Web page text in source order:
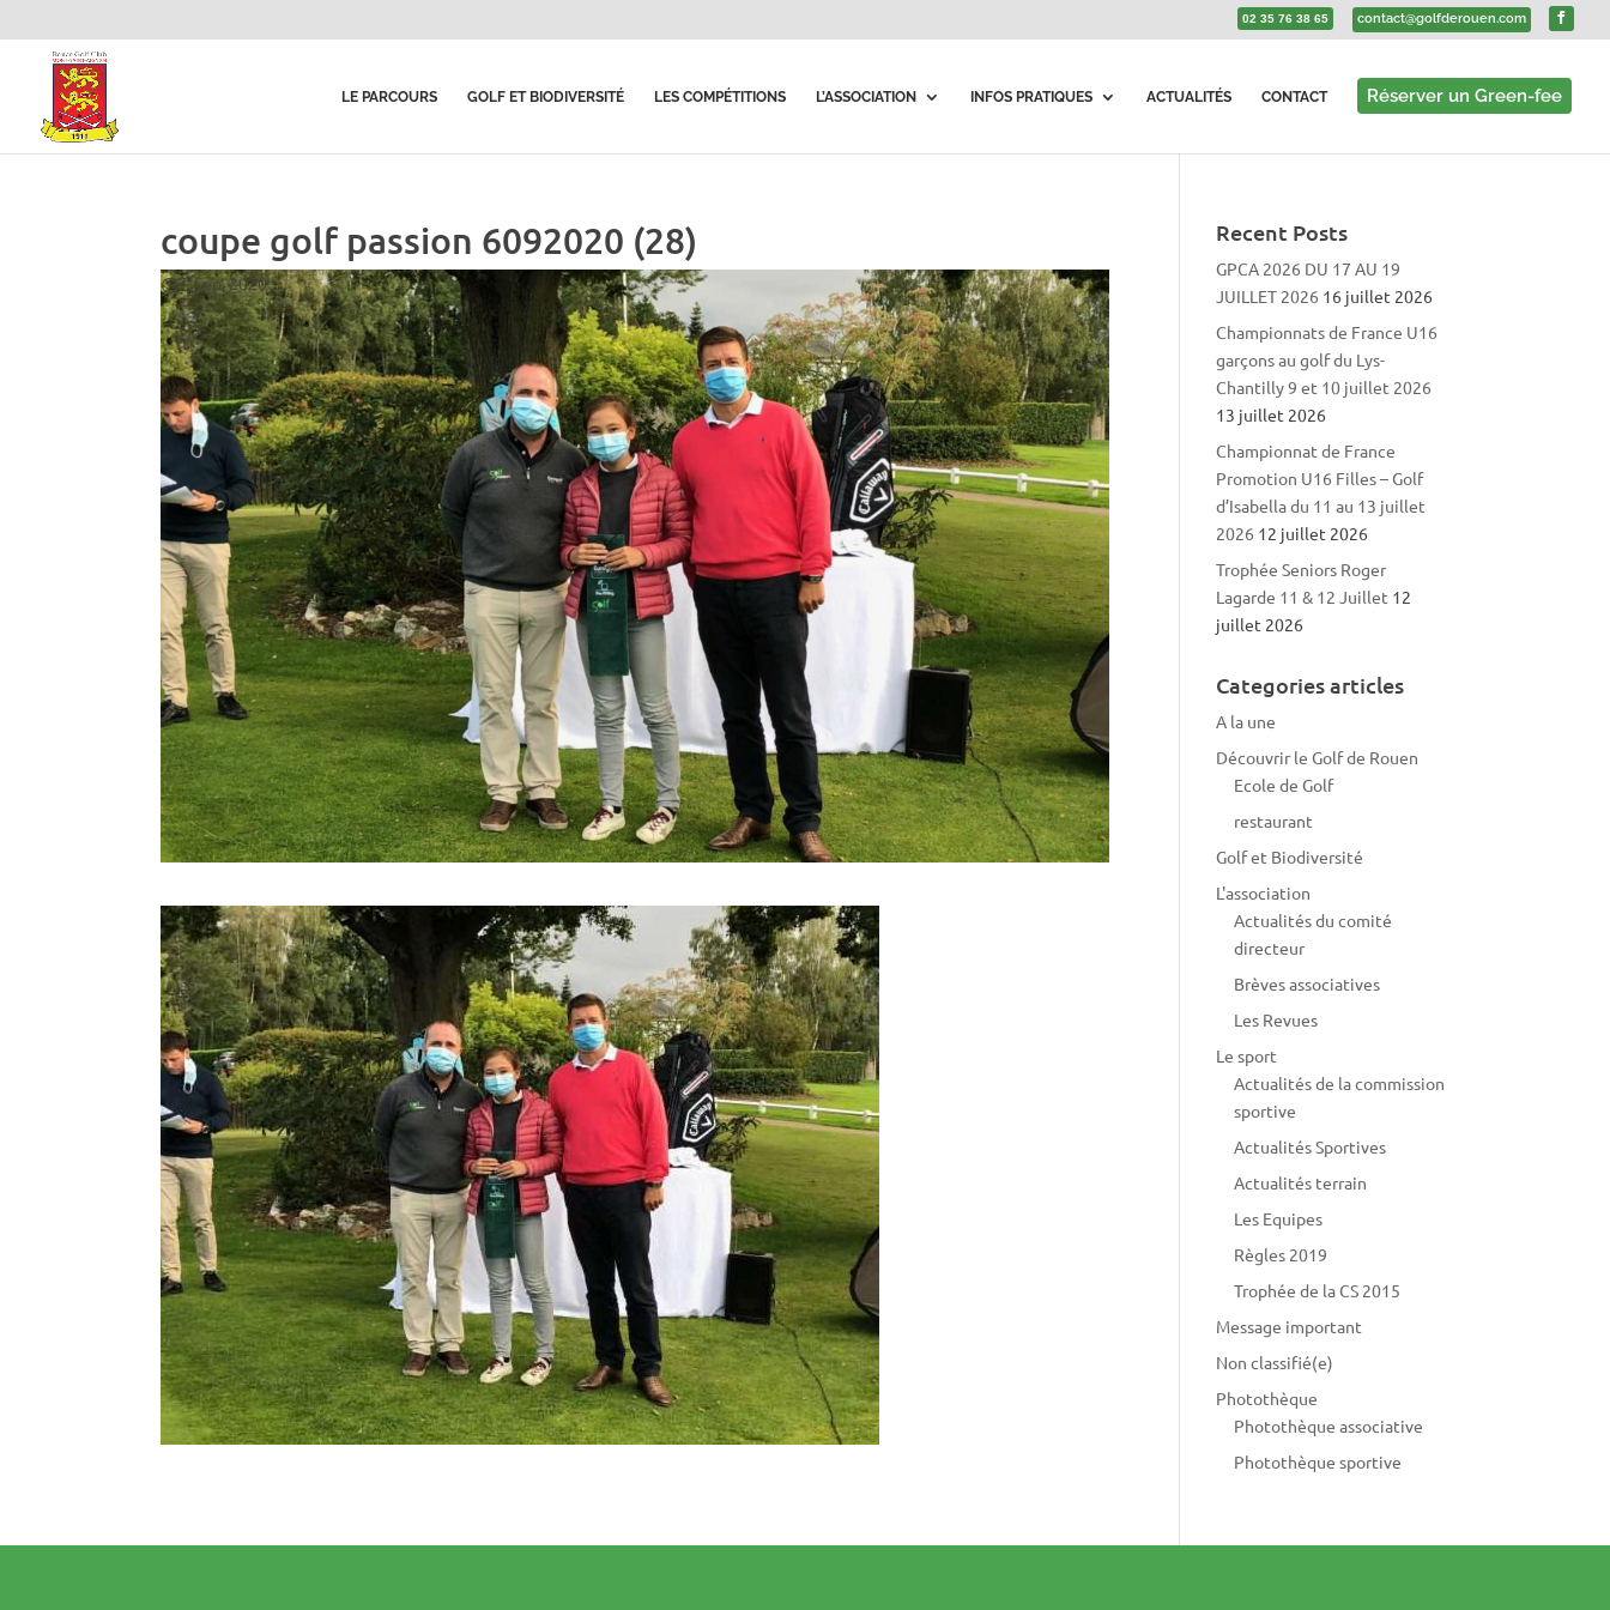
02 35 76 38 65 contact@golfderouen.com
LE PARCOURS GOLF ET BIODIVERSITÉ LES COMPÉTITIONS L’ASSOCIATION INFOS PRATIQUES ACTUALITÉS CONTACT Réserver un Green-fee
coupe golf passion 6092020 (28)
7, Sep, 2020
Recent Posts
GPCA 2026 DU 17 AU 19
JUILLET 2026 16 juillet 2026
Championnats de France U16
garçons au golf du Lys-
Chantilly 9 et 10 juillet 2026
13 juillet 2026
Championnat de France
Promotion U16 Filles – Golf
d’Isabella du 11 au 13 juillet
2026 12 juillet 2026
Trophée Seniors Roger
Lagarde 11 & 12 Juillet 12
juillet 2026
Categories articles
A la une
Découvrir le Golf de Rouen
Ecole de Golf
restaurant
Golf et Biodiversité
L'association
Actualités du comité
directeur
Brèves associatives
Les Revues
Le sport
Actualités de la commission
sportive
Actualités Sportives
Actualités terrain
Les Equipes
Règles 2019
Trophée de la CS 2015
Message important
Non classifié(e)
Photothèque
Photothèque associative
Photothèque sportive